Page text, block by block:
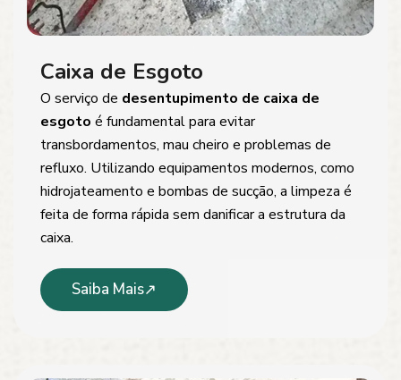
Caixa de Esgoto
O serviço de desentupimento de caixa de
esgoto é fundamental para evitar
transbordamentos, mau cheiro e problemas de
refluxo. Utilizando equipamentos modernos, como
hidrojateamento e bombas de sucção, a limpeza é
feita de forma rápida sem danificar a estrutura da
caixa.
Saiba Mais